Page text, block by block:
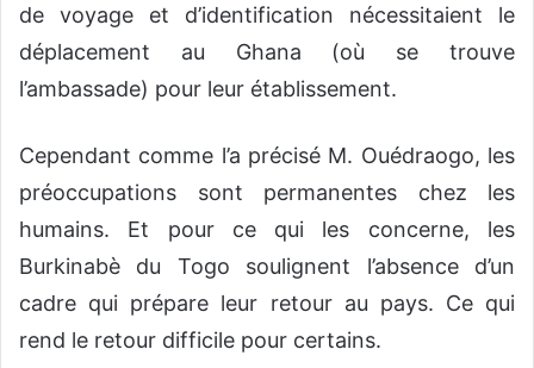
de voyage et d’identification nécessitaient le
déplacement au Ghana (où se trouve
l’ambassade) pour leur établissement.
Cependant comme l’a précisé M. Ouédraogo, les
préoccupations sont permanentes chez les
humains. Et pour ce qui les concerne, les
Burkinabè du Togo soulignent l’absence d’un
cadre qui prépare leur retour au pays. Ce qui
rend le retour difficile pour certains.